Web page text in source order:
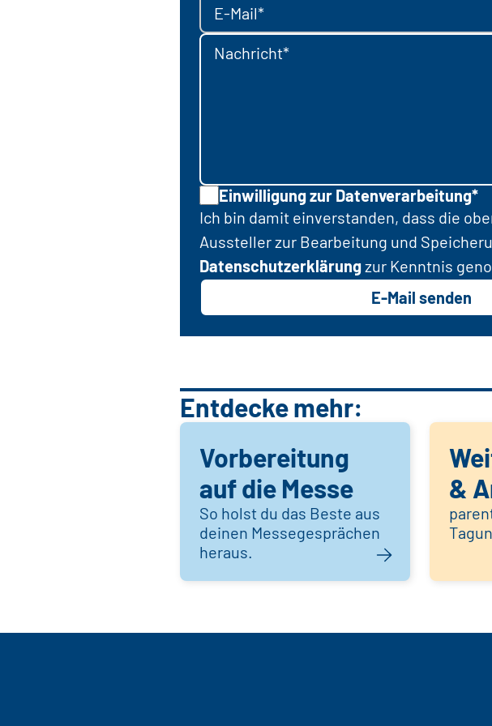
E-Mail*
Nachricht*
Einwilligung zur Datenverarbeitung*
Ich bin damit einverstanden, dass die
Aussteller zur Bearbeitung und
Datenschutzerklärungzur Kenntnis
E-Mail senden
Entdecke mehr:
Vorbereitung
auf die Messe
So holst du das Beste aus
deinen Messegesprächen
heraus.
&